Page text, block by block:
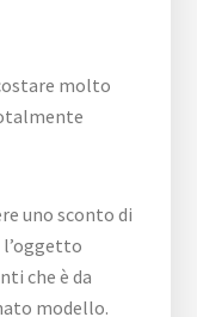
molto
uno sconto di
l’oggetto
che è da
modello.